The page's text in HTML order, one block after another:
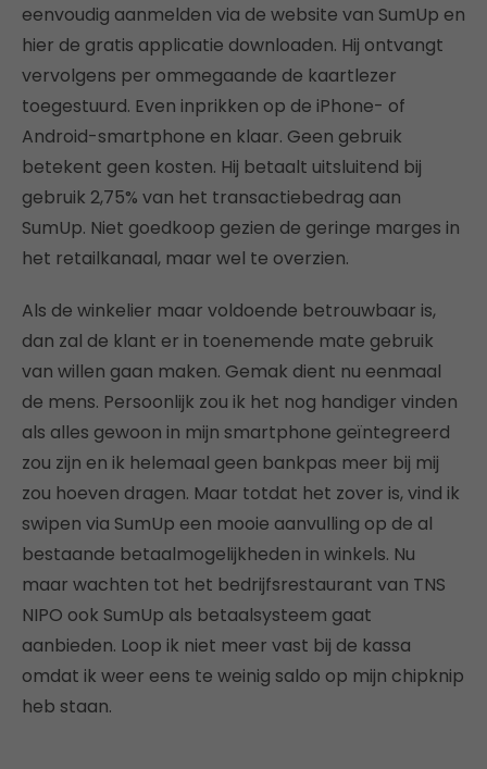
eenvoudig aanmelden via de website van SumUp en
hier de gratis applicatie downloaden. Hij ontvangt
vervolgens per ommegaande de kaartlezer
toegestuurd. Even inprikken op de iPhone- of
Android-smartphone en klaar. Geen gebruik
betekent geen kosten. Hij betaalt uitsluitend bij
gebruik 2,75% van het transactiebedrag aan
SumUp. Niet goedkoop gezien de geringe marges in
het retailkanaal, maar wel te overzien.
Als de winkelier maar voldoende betrouwbaar is,
dan zal de klant er in toenemende mate gebruik
van willen gaan maken. Gemak dient nu eenmaal
de mens. Persoonlijk zou ik het nog handiger vinden
als alles gewoon in mijn smartphone geïntegreerd
zou zijn en ik helemaal geen bankpas meer bij mij
zou hoeven dragen. Maar totdat het zover is, vind ik
swipen via SumUp een mooie aanvulling op de al
bestaande betaalmogelijkheden in winkels. Nu
maar wachten tot het bedrijfsrestaurant van TNS
NIPO ook SumUp als betaalsysteem gaat
aanbieden. Loop ik niet meer vast bij de kassa
omdat ik weer eens te weinig saldo op mijn chipknip
heb staan.